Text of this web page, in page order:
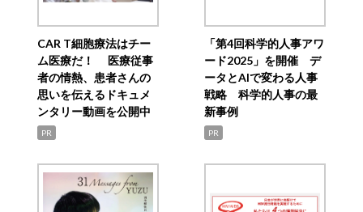
CAR T細胞療法はチー
ム医療だ！ 医療従事
者の情熱、患者さんの
思いを伝えるドキュメ
ンタリー動画を公開中
PR
「第4回科学的人事アワ
ード2025」を開催 デ
ータとAIで変わる人事
戦略 科学的人事の最
新事例
PR